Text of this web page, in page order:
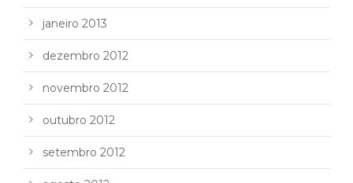
janeiro 2013
dezembro 2012
novembro 2012
outubro 2012
setembro 2012